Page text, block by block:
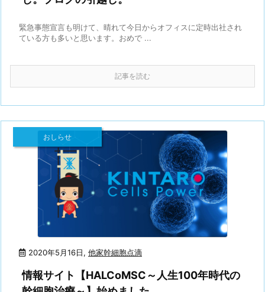
緊急事態宣言も明けて、晴れて今日からオフィスに定時出社され
ている方も多いと思います。おめで ...
記事を読む
2020年5月16日
おしらせ
, 他家幹細胞点滴
情報サイト【HALCoMSC～人生100年時代の